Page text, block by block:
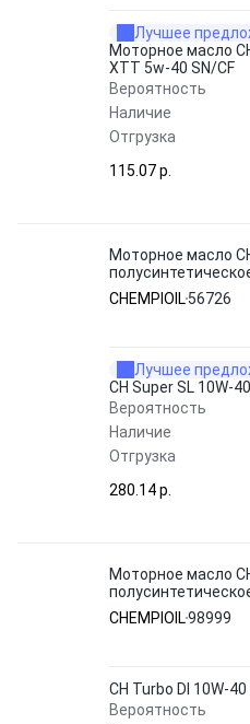
Лучшее
Моторное масло
XTT 5w-40 SN/CF
Вероятность
Наличие
Отгрузка
115.07 p.
Моторное масло
CHEMPIOIL56726
Лучшее
CH Super SL 10W-
Вероятность
Наличие
Отгрузка
280.14 p.
Моторное масло
CHEMPIOIL98999
CH Turbo DI 10W-40
Вероятность